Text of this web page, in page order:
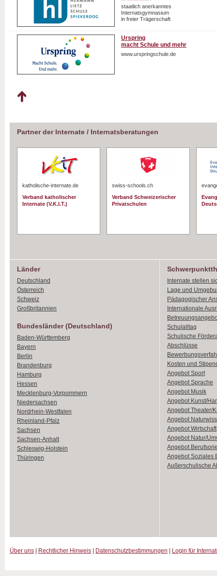
staatlich anerkanntes
Internatsgymnasium
in freier Trägerschaft
Urspring
macht Schule und mehr
www.urspringschule.de
Partner der Internate / Internatsberatungen
katholische-internate.de
Verband katholischer
Internate (V.K.I.T.)
swiss-schools.ch
Verband Schweizerischer
Privatschulen
Länder
Deutschland
Österreich
Schweiz
Großbritannien
Bundesländer (Deutschland)
Baden-Württemberg
Bayern
Berlin
Brandenburg
Hamburg
Hessen
Mecklenburg-Vorpommern
Niedersachsen
Nordrhein-Westfalen
Rheinland-Pfalz
Sachsen
Sachsen-Anhalt
Schleswig-Holstein
Thüringen
Internate stellen
Lage und
Pädagogischer
Internationale
Schulalltag
Schulische
Abschlüsse
Kosten und
Angebot Sport
Angebot Sprache
Angebot Musik
Angebot Kunst/
Angebot Theater/
Angebot
Angebot Wirtschaft
Angebot Natur/
Angebot
Angebot Soziales
Außerschulische
Über uns Rechtlicher Hinweis Datenschutzbestimmungen Login für